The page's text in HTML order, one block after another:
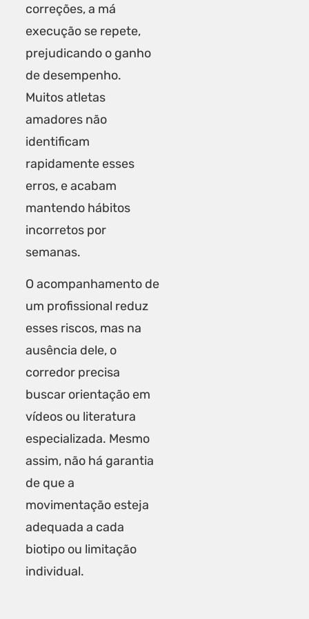
correções, a má
execução se repete,
prejudicando o ganho
de desempenho.
Muitos atletas
amadores não
identificam
rapidamente esses
erros, e acabam
mantendo hábitos
incorretos por
semanas.
O acompanhamento de
um profissional reduz
esses riscos, mas na
ausência dele, o
corredor precisa
buscar orientação em
vídeos ou literatura
especializada. Mesmo
assim, não há garantia
de que a
movimentação esteja
adequada a cada
biotipo ou limitação
individual.